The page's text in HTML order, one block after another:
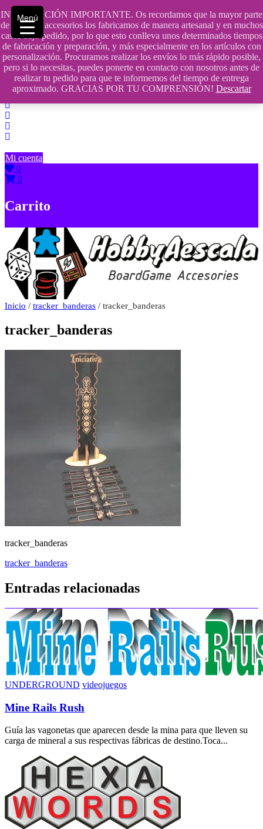
INFORMACIÓN IMPORTANTE. Os recordamos que la mayor parte
de nuestros accesorios los fabricamos de manera artesanal y en muchos
casos bajo pedido, por lo que esto conlleva unos determinados tiempos
de fabricación y preparación, y más especialmente en los artículos con
personalización. Procuramos realizar los envíos lo más rápido posible,
pero si lo necesitas, puedes ponerte en contacto con nosotros antes de
realizar tu pedido para que te informemos del tiempo de entrega
aproximado. GRACIAS POR TU COMPRENSIÓN! Descartar
Saltar
contenido
609241475 SOLO DE 10:00 a 14:00
info@hobbyaescala.com
San Fernando de Henares
10:00 - 14:00
Mi cuenta
0
0
Carrito
Inicio / tracker_banderas / tracker_banderas
tracker_banderas
tracker_banderas
Navegación
de
entradas
tracker_banderas
Entradas relacionadas
UNDERGROUND videojuegos
Mine Rails Rush
Guía las vagonetas que aparecen desde la mina para que lleven su
carga de mineral a sus respectivas fábricas de destino.Toca...
Menú